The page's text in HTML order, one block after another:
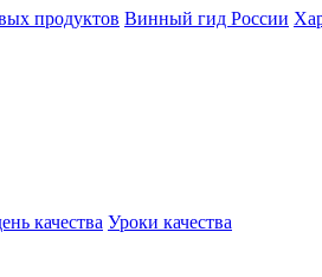
продуктов Винный гид России
качества Уроки качества